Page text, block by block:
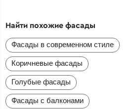
Найти похожие фасады
Фасады в современном стиле
Коричневые фасады
Голубые фасады
Фасады с балконами